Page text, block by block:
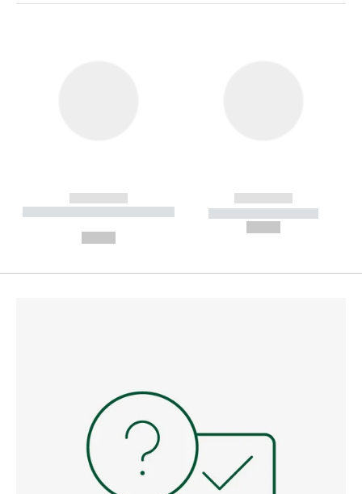
------------
----------- ----------- --------
------------
----------- -----------